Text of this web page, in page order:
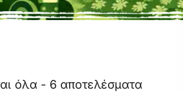
όλα - 6 αποτελέσματα